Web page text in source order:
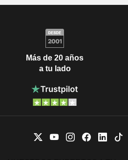
Más de 20 años
a tu lado